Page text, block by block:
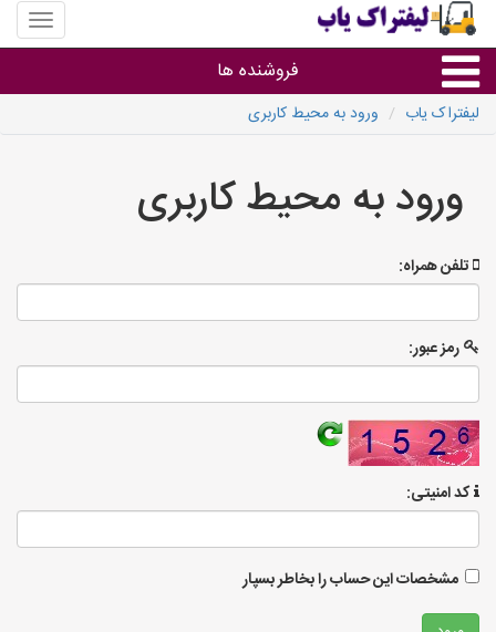
منوی
سایت
یاب
فروشنده ها
گروه ها
استان ها
لیفتراک یاب ورود به محیط کاربری
ورود به محیط کاربری
تلفن همراه:
رمز عبور:
کد امنیتی:
مشخصات این حساب را بخاطر بسپار